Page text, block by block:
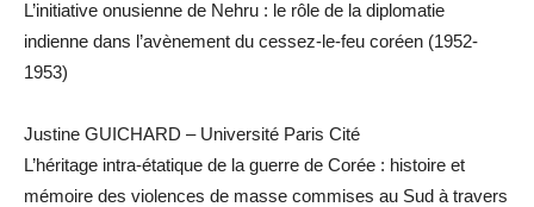
L’initiative onusienne de Nehru : le rôle de la diplomatie
indienne dans l’avènement du cessez-le-feu coréen (1952-
1953)
Justine GUICHARD – Université Paris Cité
L’héritage intra-étatique de la guerre de Corée : histoire et
mémoire des violences de masse commises au Sud à travers